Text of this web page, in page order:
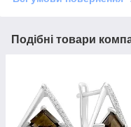
Подібні товари